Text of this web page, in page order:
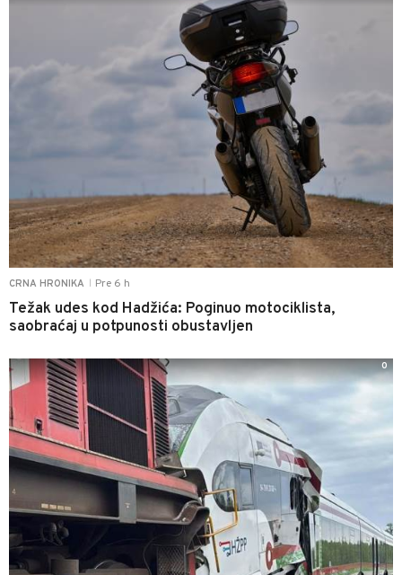
CRNA HRONIKA Pre 6 h
Težak udes kod Hadžića: Poginuo motociklista,
saobraćaj u potpunosti obustavljen
0